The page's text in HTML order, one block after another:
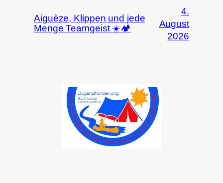
Aiguèze, Klippen und jede
Menge Teamgeist ☀️🏕️
4.
August
2026